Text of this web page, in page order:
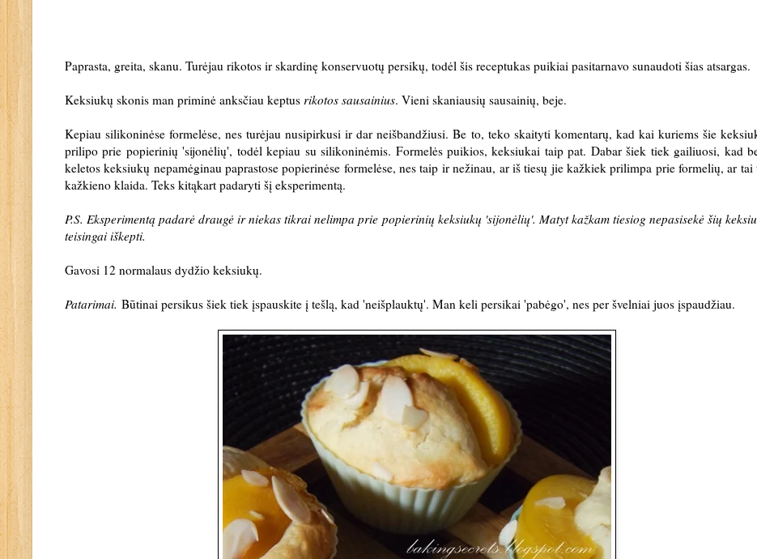
Paprasta, greita, skanu. Turėjau rikotos ir skardinę konservuotų persikų, todėl šis receptukas puikiai pasitarnavo sunaudoti šias atsargas.
Keksiukų skonis man priminė anksčiau keptus rikotos sausainius. Vieni skaniausių sausainių, beje.
Kepiau silikoninėse formelėse, nes turėjau nusipirkusi ir dar neišbandžiusi. Be to, teko skaityti komentarų, kad kai kuriems šie
prilipo prie popierinių 'sijonėlių', todėl kepiau su silikoninėmis. Formelės puikios, keksiukai taip pat. Dabar šiek tiek gailiuosi, kad
keletos keksiukų nepamėginau paprastose popierinėse formelėse, nes taip ir nežinau, ar iš tiesų jie kažkiek prilimpa prie formelių, ar
kažkieno klaida. Teks kitąkart padaryti šį eksperimentą.
P.S. Eksperimentą padarė draugė ir niekas tikrai nelimpa prie popierinių keksiukų 'sijonėlių'. Matyt kažkam tiesiog nepasisekė šių
teisingai iškepti.
Gavosi 12 normalaus dydžio keksiukų.
Patarimai. Būtinai persikus šiek tiek įspauskite į tešlą, kad 'neišplauktų'. Man keli persikai 'pabėgo', nes per švelniai juos įspaudžiau.